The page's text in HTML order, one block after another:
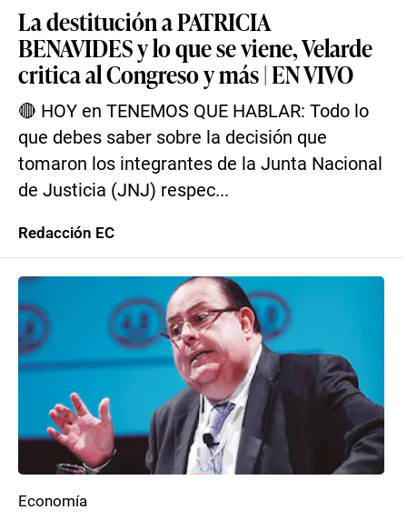
La destitución a PATRICIA
BENAVIDES y lo que se viene, Velarde
critica al Congreso y más | EN VIVO
🔴 HOY en TENEMOS QUE HABLAR: Todo lo
que debes saber sobre la decisión que
tomaron los integrantes de la Junta Nacional
de Justicia (JNJ) respec...
Redacción EC
Economía